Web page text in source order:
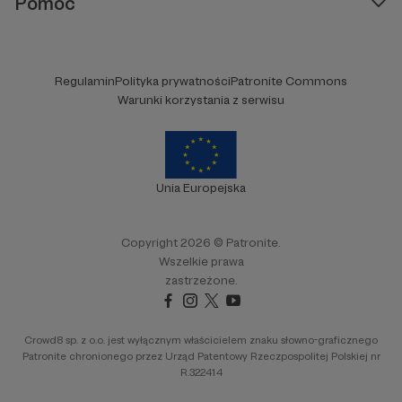
RegulaminPolityka prywatnościPatronite Commons
Warunki korzystania z serwisu
Unia Europejska
Copyright 2026 © Patronite.
Wszelkie prawa
zastrzeżone.
Crowd8 sp. z o.o. jest wyłącznym właścicielem znaku słowno-graficznego
Patronite chronionego przez Urząd Patentowy Rzeczpospolitej Polskiej nr
R.322414